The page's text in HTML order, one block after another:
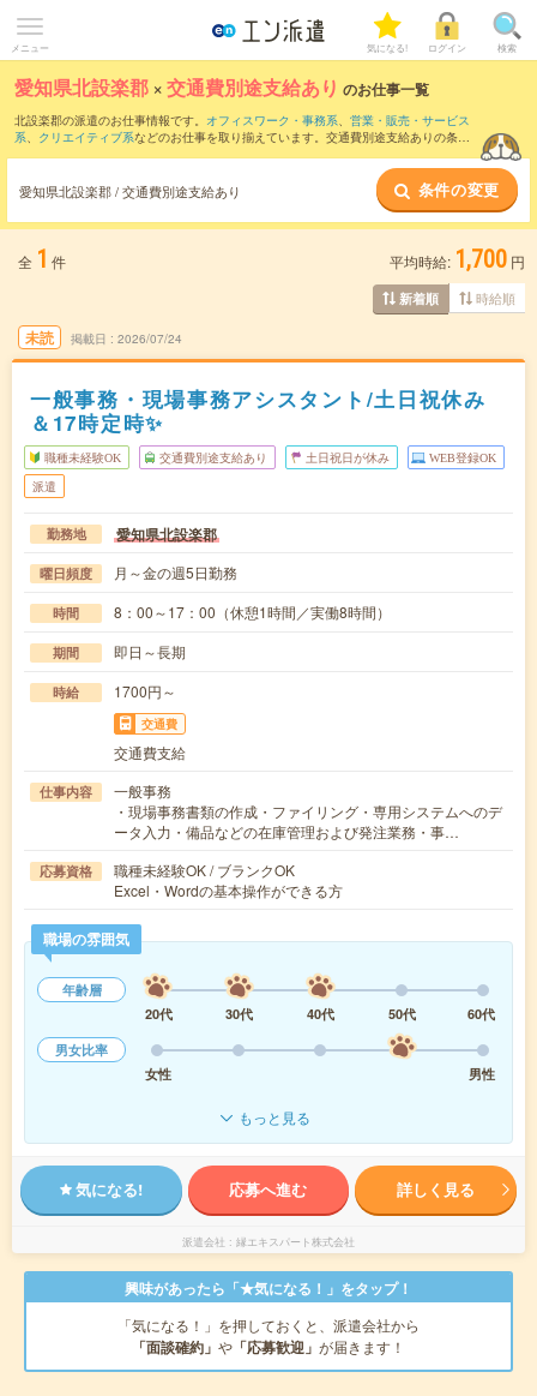
メニュー 気になる! ログイン 検索
愛知県北設楽郡 ×交通費別途支給あり のお仕事一覧
北設楽郡の派遣のお仕事情報です。 オフィスワーク・事務系、 営業・販売・サービス
系、 クリエイティブ系などのお仕事を取り揃えています。交通費別途支給ありの条件
愛知県北設楽郡 / 交通費別途支給あり 条件の変更
全 1 件 平均時給: 1,700 円
新着順 時給順
未読 掲載日 2026/07/24
一般事務・現場事務アシスタント/土日祝休み
＆17時定時✨
職種未経験OK 交通費別途支給あり 土日祝日が休み WEB登録OK
派遣
勤務地 愛知県北設楽郡
曜日頻度 月～金の週5日勤務
時間 8：00～17：00（休憩1時間／実働8時間）
期間 即日～長期
時給 1700円～
交通費
交通費支給
仕事内容
一般事務
・現場事務書類の作成・ファイリング・専用システムへのデ
ータ入力・備品などの在庫管理および発注業務・事…
応募資格
職種未経験OK / ブランクOK
Excel・Wordの基本操作ができる方
職場の雰囲気
年齢層
20代
30代 40代 50代
60代
男女比率
女性
男性
もっと見る
気になる! 応募へ進む 詳しく見る
派遣会社 縁エキスパート株式会社
興味があったら「★気になる！」をタップ！
「気になる！」を押しておくと、派遣会社から
「面談確約」 や 「応募歓迎」 が届きます！